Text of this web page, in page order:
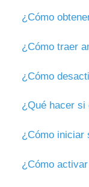
¿Cómo
¿Cómo traer
¿Cómo
¿Qué hacer si
¿Cómo iniciar
¿Cómo